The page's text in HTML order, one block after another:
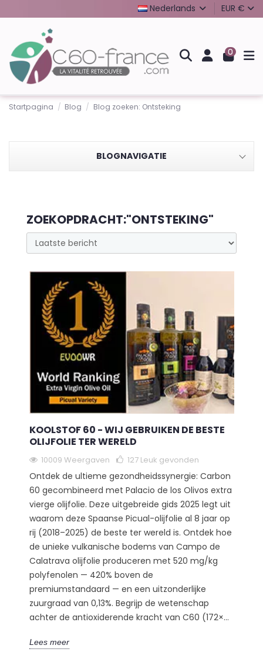
Nederlands EUR €
0
Startpagina Blog Blog zoeken: Ontsteking
BLOGNAVIGATIE
ZOEKOPDRACHT:"ONTSTEKING"
KOOLSTOF 60 - WIJ GEBRUIKEN DE BESTE
OLIJFOLIE TER WERELD
10009 Weergaven 127 Leuk gevonden
Ontdek de ultieme gezondheidssynergie: Carbon
60 gecombineerd met Palacio de los Olivos extra
vierge olijfolie. Deze uitgebreide gids 2025 legt uit
waarom deze Spaanse Picual-olijfolie al 8 jaar op
rij (2018–2025) de beste ter wereld is. Ontdek hoe
de unieke vulkanische bodems van Campo de
Calatrava olijfolie produceren met 520 mg/kg
polyfenolen — 420% boven de
premiumstandaard — en een uitzonderlijke
zuurgraad van 0,13%. Begrijp de wetenschap
achter de antioxiderende kracht van C60 (172×...
Lees meer